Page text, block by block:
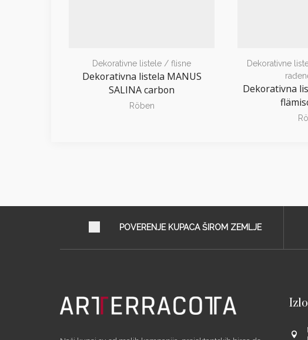
Dekorativne listele / flisne
Dekorativna listela MANUS
SALINA carbon
Röben
Dekorativne
Dekorativna
POVERENJE KUPACA ŠIROM ZEMLJE